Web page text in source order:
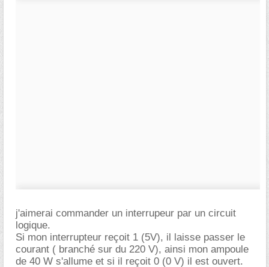
j'aimerai commander un interrupeur par un circuit
logique.
Si mon interrupteur reçoit 1 (5V), il laisse passer le
courant ( branché sur du 220 V), ainsi mon ampoule
de 40 W s'allume et si il reçoit 0 (0 V) il est ouvert.